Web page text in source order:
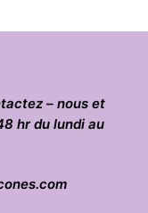
– nous et
hr du lundi au